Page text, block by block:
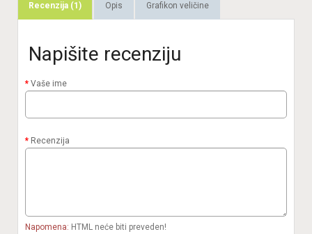
Recenzija (1) Opis Grafikon veličine
Napišite recenziju
Vaše ime
Recenzija
Napomena: HTML neće biti preveden!